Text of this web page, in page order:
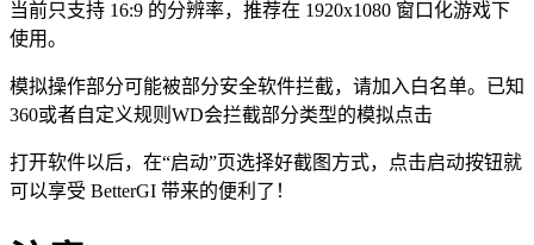
当前只支持 16:9 的分辨率，推荐在 1920x1080 窗口化游戏下
使用。
模拟操作部分可能被部分安全软件拦截，请加入白名单。已知
360或者自定义规则WD会拦截部分类型的模拟点击
打开软件以后，在“启动”页选择好截图方式，点击启动按钮就
可以享受 BetterGI 带来的便利了！